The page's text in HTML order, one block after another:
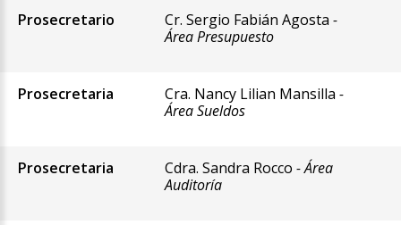
Prosecretario Cr. Sergio Fabián Agosta -
Área Presupuesto
Prosecretaria Cra. Nancy Lilian Mansilla -
Área Sueldos
Prosecretaria Cdra. Sandra Rocco - Área
Auditoría